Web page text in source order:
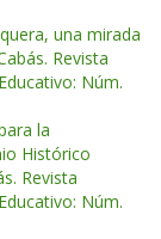
una mirada
Revista
Núm.
la
Histórico
Revista
Núm.